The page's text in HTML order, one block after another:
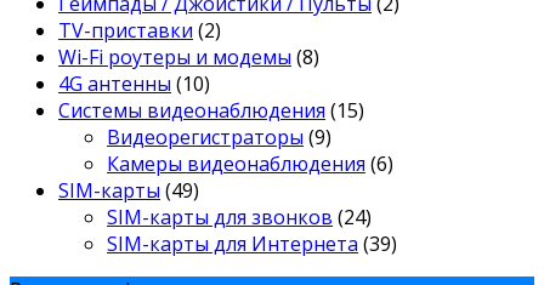
TV-приставки (2)
Wi-Fi роутеры и модемы (8)
4G антенны (10)
Системы видеонаблюдения (15)
Видеорегистраторы (9)
Камеры видеонаблюдения (6)
SIM-карты (49)
SIM-карты для звонков (24)
SIM-карты для Интернета (39)